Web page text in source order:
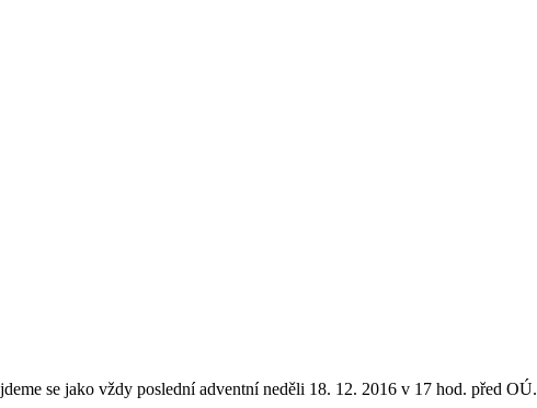
se jako vždy poslední adventní neděli 18. 12. 2016 v 17 hod. před OÚ.